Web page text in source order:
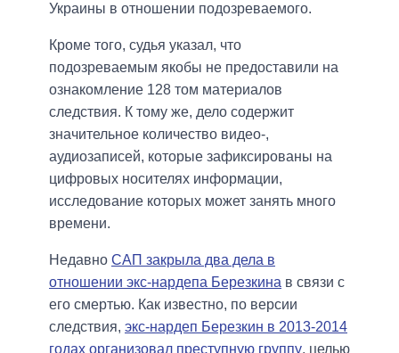
Украины в отношении подозреваемого.
Кроме того, судья указал, что
подозреваемым якобы не предоставили на
ознакомление 128 том материалов
следствия. К тому же, дело содержит
значительное количество видео-,
аудиозаписей, которые зафиксированы на
цифровых носителях информации,
исследование которых может занять много
времени.
Недавно САП закрыла два дела в
отношении экс-нардепа Березкина в связи с
его смертью. Как известно, по версии
следствия, экс-нардеп Березкин в 2013-2014
годах организовал преступную группу, целью